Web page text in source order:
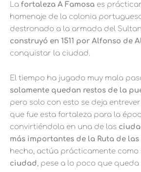
La fortaleza A Famosa es
homenaje de la colonia
destronado a la armada del
construyó en 1511 por Alfonso de
conquistar la ciudad.
El tiempo ha jugado muy mala
solamente quedan restos de la
pero solo con esto se deja entrever
que fue esta fortaleza para la
convirtiéndola en una de las
más importantes de la Ruta de las
hecho, actúa prácticamente como
ciudad, pese a lo poco que queda